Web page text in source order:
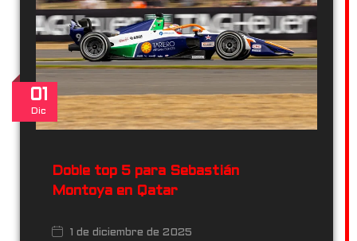
6 Mar
Ditch the 16-hour steep & brew perfect cold coffee in under a
minute.
01
Dic
Doble top 5 para Sebastián
Montoya en Qatar
1 de diciembre de 2025